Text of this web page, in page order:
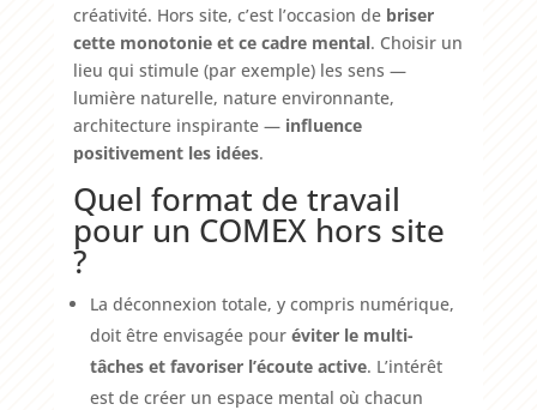
créativité. Hors site, c’est l’occasion de briser
cette monotonie et ce cadre mental. Choisir un
lieu qui stimule (par exemple) les sens —
lumière naturelle, nature environnante,
architecture inspirante — influence
positivement les idées.
Quel format de travail
pour un COMEX hors site
?
La déconnexion totale, y compris numérique,
doit être envisagée pour éviter le multi-
tâches et favoriser l’écoute active. L’intérêt
est de créer un espace mental où chacun